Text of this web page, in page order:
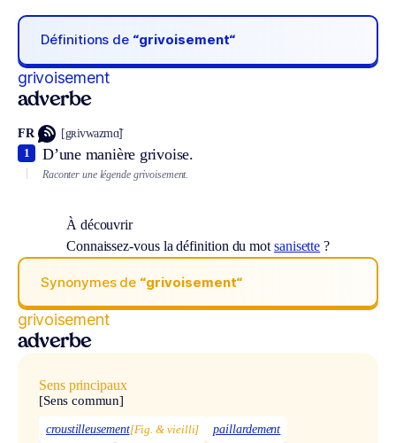
Définitions de “grivoisement“
grivoisement
adverbe
FR [gʀivwazmɑ̃]
D’une manière grivoise.
1
Raconter une légende grivoisement.
À découvrir
Connaissez-vous la définition du mot sanisette ?
Synonymes de “grivoisement“
grivoisement
adverbe
Sens principaux
[Sens commun]
croustilleusement[Fig. & vieilli]
paillardement